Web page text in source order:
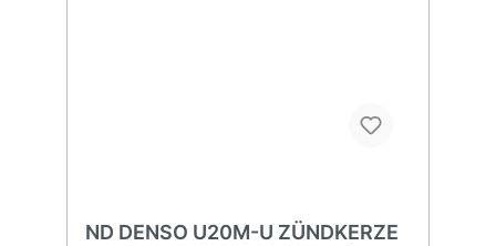
ND DENSO U20M-U ZÜNDKERZE